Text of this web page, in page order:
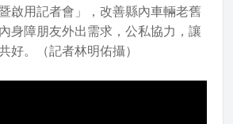
啟用記者會」，改善縣內車輛老舊
身障朋友外出需求，公私協力，讓
好。（記者林明佑攝）